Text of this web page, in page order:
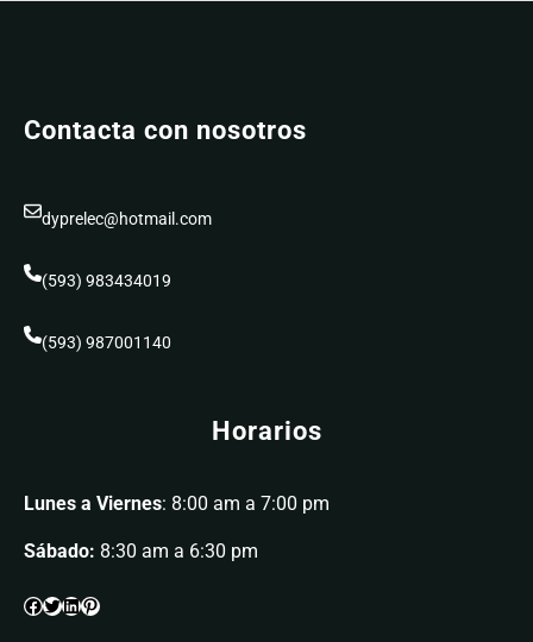
Contacta con nosotros
dyprelec@hotmail.com
(593) 983434019
(593) 987001140
Horarios
Lunes a Viernes: 8:00 am a 7:00 pm
Sábado: 8:30 am a 6:30 pm